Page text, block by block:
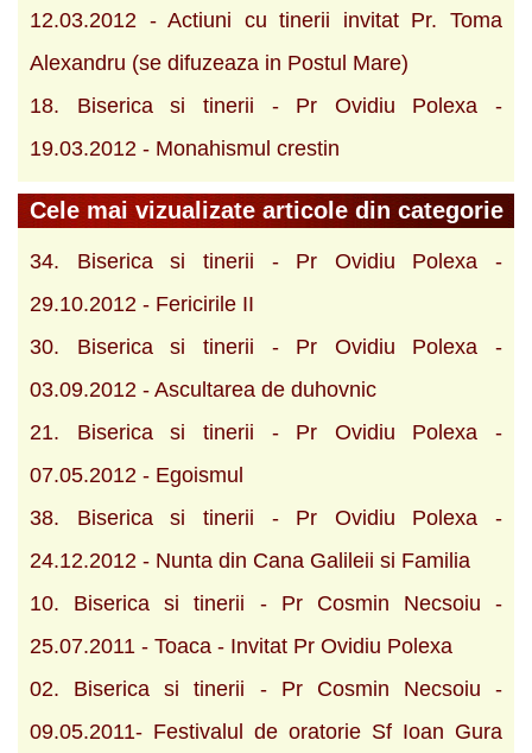
12.03.2012 - Actiuni cu tinerii invitat Pr. Toma
Alexandru (se difuzeaza in Postul Mare)
18. Biserica si tinerii - Pr Ovidiu Polexa -
19.03.2012 - Monahismul crestin
Cele mai vizualizate articole din categorie
34. Biserica si tinerii - Pr Ovidiu Polexa -
29.10.2012 - Fericirile II
30. Biserica si tinerii - Pr Ovidiu Polexa -
03.09.2012 - Ascultarea de duhovnic
21. Biserica si tinerii - Pr Ovidiu Polexa -
07.05.2012 - Egoismul
38. Biserica si tinerii - Pr Ovidiu Polexa -
24.12.2012 - Nunta din Cana Galileii si Familia
10. Biserica si tinerii - Pr Cosmin Necsoiu -
25.07.2011 - Toaca - Invitat Pr Ovidiu Polexa
02. Biserica si tinerii - Pr Cosmin Necsoiu -
09.05.2011- Festivalul de oratorie Sf Ioan Gura